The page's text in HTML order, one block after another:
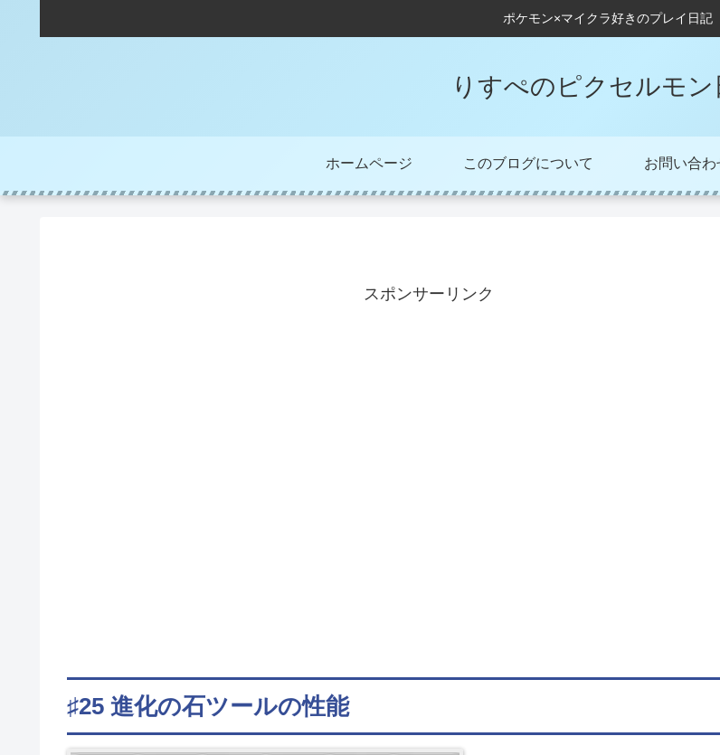
ポケモン×マイクラ好きのプレイ日記
りすぺのピクセルモン
ホームページ このブログについて お問い合わ
スポンサーリンク
♯25 進化の石ツールの性能